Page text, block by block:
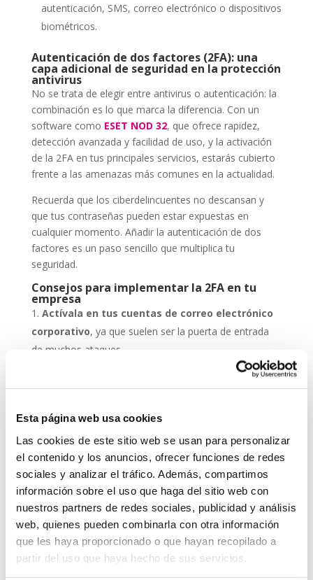
Esta página web usa cookies
Las cookies de este sitio web se usan para personalizar
el contenido y los anuncios, ofrecer funciones de redes
sociales y analizar el tráfico. Además, compartimos
información sobre el uso que haga del sitio web con
nuestros partners de redes sociales, publicidad y análisis
web, quienes pueden combinarla con otra información
que les haya proporcionado o que hayan recopilado a
partir del uso que haya hecho de sus servicios.
autenticación, SMS, correo electrónico o dispositivos
biométricos.
Autenticación de dos factores (2FA): una
capa adicional de seguridad en la protección
antivirus
No se trata de elegir entre antivirus o autenticación: la
combinación es lo que marca la diferencia. Con un
software como ESET NOD 32, que ofrece rapidez,
detección avanzada y facilidad de uso, y la activación
de la 2FA en tus principales servicios, estarás cubierto
frente a las amenazas más comunes en la actualidad.
Recuerda que los ciberdelincuentes no descansan y
que tus contraseñas pueden estar expuestas en
cualquier momento. Añadir la autenticación de dos
factores es un paso sencillo que multiplica tu
seguridad.
Consejos para implementar la 2FA en tu
empresa
Actívala en tus cuentas de correo electrónico
corporativo, ya que suelen ser la puerta de entrada
de muchos ataques.
Protege los accesos a tus sistemas de gestión
empresarialcon doble verificación.
que el malware no comprometa el segundo factor.
Educa a tu equiposobre la importancia de usar la
2FA y cómo aplicarla correctamente.
Revisa periódicamente las configuraciones, ya
que los métodos de autenticación pueden actualizarse
con el tiempo.
Grupo-System, ¿Quiénes somos?
En System Network Communication, con más de 15